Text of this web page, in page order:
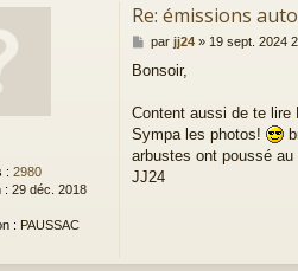
: 2980
: 29 déc. 2018
: PAUSSAC
Re: émissions
M
s
a
g
e
par jj24» 19 sept. 2024
Bonsoir,
Content aussi de te lire
Sympa les photos!
arbustes ont poussé
JJ24